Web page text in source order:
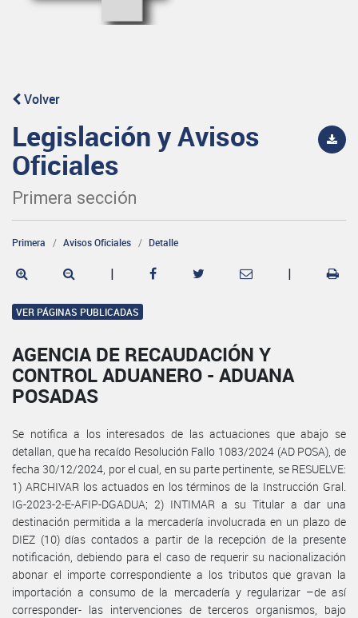
Volver
Legislación y Avisos
Oficiales
Primera sección
Primera Avisos Oficiales Detalle
| |
VER PÁGINAS PUBLICADAS
AGENCIA DE RECAUDACIÓN Y
CONTROL ADUANERO - ADUANA
POSADAS
Se notifica a los interesados de las actuaciones que abajo se
detallan, que ha recaído Resolución Fallo 1083/2024 (AD POSA), de
fecha 30/12/2024, por el cual, en su parte pertinente, se RESUELVE:
1) ARCHIVAR los actuados en los términos de la Instrucción Gral.
IG-2023-2-E-AFIP-DGADUA; 2) INTIMAR a su Titular a dar una
destinación permitida a la mercadería involucrada en un plazo de
DIEZ (10) días contados a partir de la recepción de la presente
notificación, debiendo para el caso de requerir su nacionalización
abonar el importe correspondiente a los tributos que gravan la
importación a consumo de la mercadería y regularizar –de así
corresponder- las intervenciones de terceros organismos, bajo